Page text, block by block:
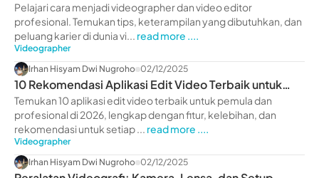
Pemula
Pelajari cara menjadi videographer dan video editor
profesional. Temukan tips, keterampilan yang dibutuhkan, dan
peluang karier di dunia vi... read more ....
Videographer
Irhan Hisyam Dwi Nugroho 02/12/2025
10 Rekomendasi Aplikasi Edit Video Terbaik untuk
Pemula 2026
Temukan 10 aplikasi edit video terbaik untuk pemula dan
profesional di 2026, lengkap dengan fitur, kelebihan, dan
rekomendasi untuk setiap ... read more ....
Videographer
Irhan Hisyam Dwi Nugroho 02/12/2025